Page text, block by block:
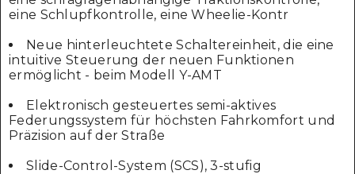
eine Schlupfkontrolle, eine Wheelie-Kontr
Neue hinterleuchtete Schaltereinheit, die eine
intuitive Steuerung der neuen Funktionen
ermöglicht - beim Modell Y-AMT
Elektronisch gesteuertes semi-aktives
Federungssystem für höchsten Fahrkomfort und
Präzision auf der Straße
Slide-Control-System (SCS), 3-stufig